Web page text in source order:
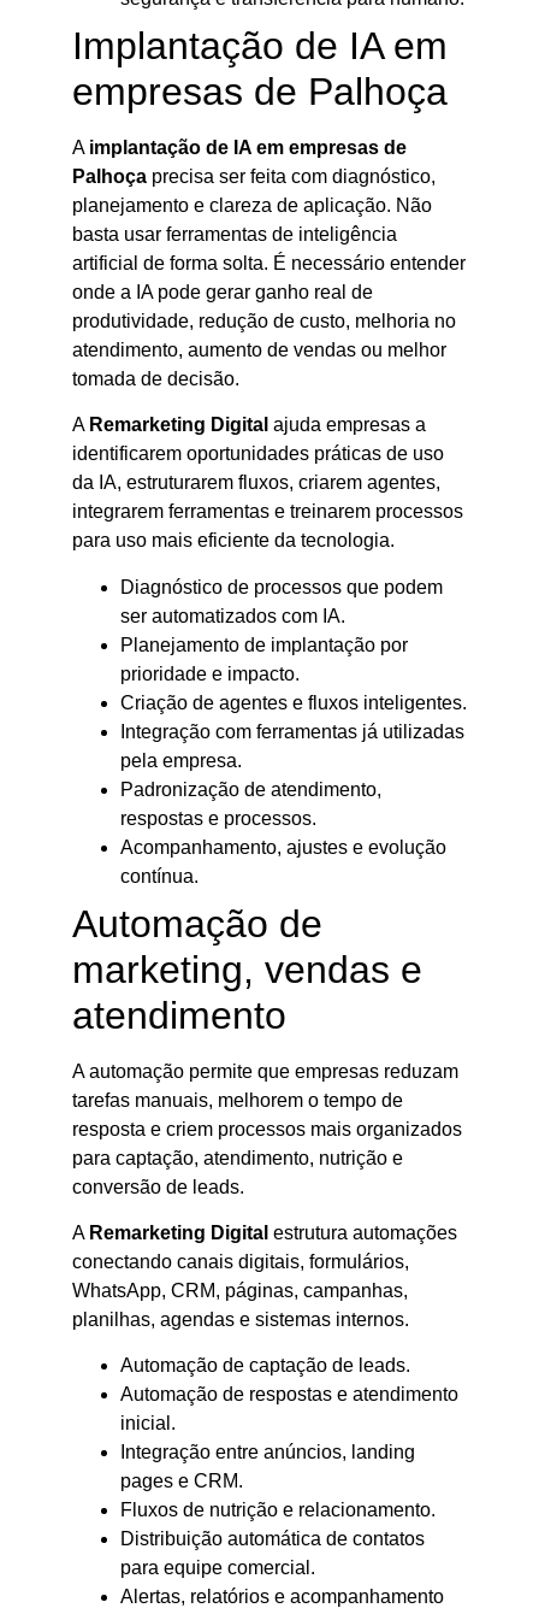
Implantação de IA em
empresas de Palhoça
A implantação de IA em empresas de
Palhoça precisa ser feita com diagnóstico,
planejamento e clareza de aplicação. Não
basta usar ferramentas de inteligência
artificial de forma solta. É necessário entender
onde a IA pode gerar ganho real de
produtividade, redução de custo, melhoria no
atendimento, aumento de vendas ou melhor
tomada de decisão.
A Remarketing Digital ajuda empresas a
identificarem oportunidades práticas de uso
da IA, estruturarem fluxos, criarem agentes,
integrarem ferramentas e treinarem processos
para uso mais eficiente da tecnologia.
Diagnóstico de processos que podem
ser automatizados com IA.
Planejamento de implantação por
prioridade e impacto.
Criação de agentes e fluxos inteligentes.
Integração com ferramentas já utilizadas
pela empresa.
Padronização de atendimento,
respostas e processos.
Acompanhamento, ajustes e evolução
contínua.
Automação de
marketing, vendas e
atendimento
A automação permite que empresas reduzam
tarefas manuais, melhorem o tempo de
resposta e criem processos mais organizados
para captação, atendimento, nutrição e
conversão de leads.
A Remarketing Digital estrutura automações
conectando canais digitais, formulários,
WhatsApp, CRM, páginas, campanhas,
planilhas, agendas e sistemas internos.
Automação de captação de leads.
Automação de respostas e atendimento
inicial.
Integração entre anúncios, landing
pages e CRM.
Fluxos de nutrição e relacionamento.
Distribuição automática de contatos
para equipe comercial.
Alertas, relatórios e acompanhamento